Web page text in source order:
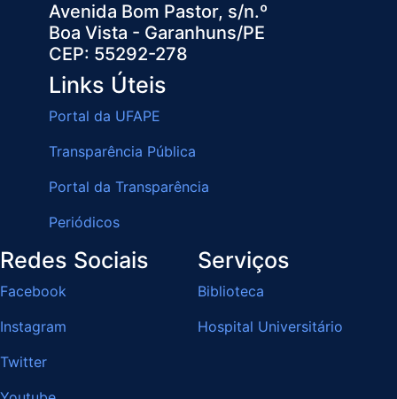
Avenida Bom Pastor, s/n.º
Boa Vista - Garanhuns/PE
CEP: 55292-278
Links Úteis
Portal da UFAPE
Transparência Pública
Portal da Transparência
Periódicos
Redes Sociais
Facebook
Instagram
Twitter
Serviços
Biblioteca
Hospital Universitário